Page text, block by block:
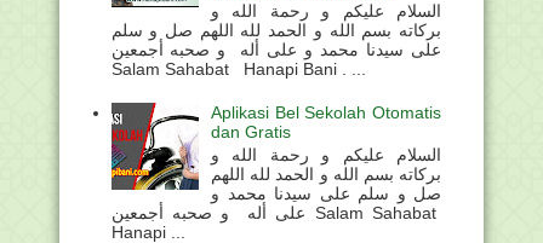
السلام عليكم و رحمة الله و
بركاته بسم الله و الحمد لله اللهم صل و سلم
على سيدنا محمد و على أله و صحبه أجمعين
Salam Sahabat Hanapi Bani . ...
Aplikasi Bel Sekolah Otomatis
dan Gratis
السلام عليكم و رحمة الله و
بركاته بسم الله و الحمد لله اللهم
صل و سلم على سيدنا محمد و
على أله و صحبه أجمعين Salam Sahabat
Hanapi ...